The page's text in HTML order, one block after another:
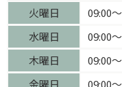
火曜日
09:00
水曜日
09:00
木曜日
09:00
金曜日
09:00